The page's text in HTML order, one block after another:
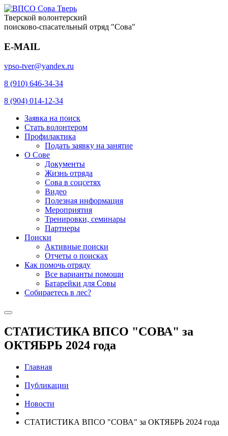
Тверской волонтерский
поисково-спасательный отряд "Сова"
E-MAIL
vpso-tver@yandex.ru
8 (910) 646-34-34
8 (904) 014-12-34
Заявка на поиск
Стать волонтером
Профилактика
Подать заявку на занятие
О Сове
Документы
Жизнь отряда
Сова в соцсетях
Видео
Полезная информация
Мероприятия
Тренировки, семинары
Партнеры
Поиски
Активные поиски
Отчеты о поисках
Как помочь отряду
Все варианты помощи
Батарейки для Совы
Собираетесь в лес?
СТАТИСТИКА ВПСО "СОВА" за
ОКТЯБРЬ 2024 года
Главная
Публикации
Новости
СТАТИСТИКА ВПСО "СОВА" за ОКТЯБРЬ 2024 года